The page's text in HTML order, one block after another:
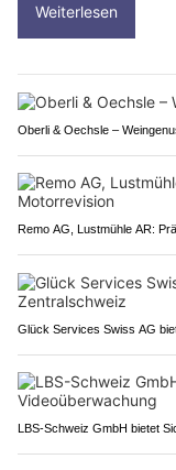
Weiterlesen
Oberli & Oechsle –
Remo AG, Lustmühle AR:
Glück Services Swiss AG
LBS-Schweiz GmbH bietet